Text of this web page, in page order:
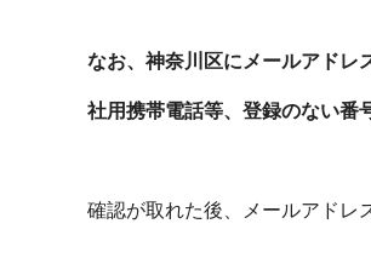
なお、神奈川区にメールアドレ
社用携帯電話等、登録のない番
確認が取れた後、メールアドレ